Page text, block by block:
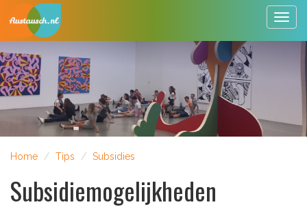
Home Tips Subsidies
Subsidiemogelijkheden